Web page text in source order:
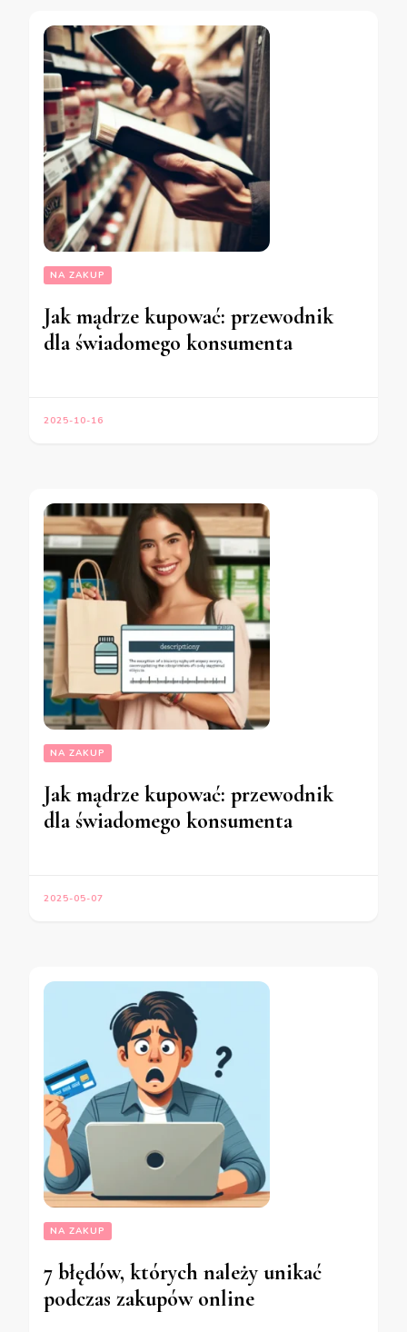
NA ZAKUP
Jak mądrze kupować: przewodnik
dla świadomego konsumenta
2025-10-16
NA ZAKUP
Jak mądrze kupować: przewodnik
dla świadomego konsumenta
2025-05-07
NA ZAKUP
7 błędów, których należy unikać
podczas zakupów online